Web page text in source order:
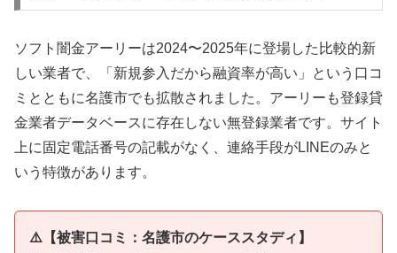
ソフト闇金アーリーは2024〜2025年に登場した比較的新
しい業者で、「新規参入だから融資率が高い」という口コ
ミとともに名護市でも拡散されました。アーリーも登録貸
金業者データベースに存在しない無登録業者です。サイト
上に固定電話番号の記載がなく、連絡手段がLINEのみと
いう特徴があります。
⚠️【被害口コミ：名護市のケーススタディ】